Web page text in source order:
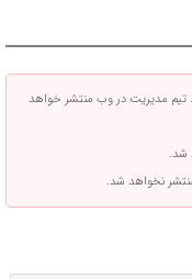
تیم مدیریت در وب منتشر خواهد
شد.
نخواهد شد.